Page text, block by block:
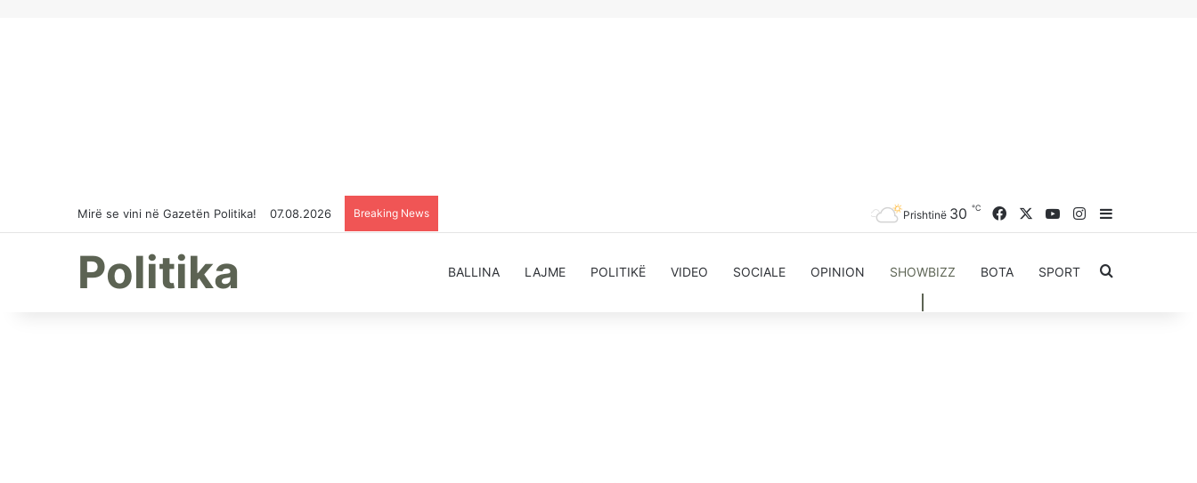
Mirë se vini në Gazetën Politika! 07.08.2026 Breaking News Prishtinë 30 ℃ Facebook YouTubeInstagram
Politika BALLINA LAJME POLITIKË VIDEO SOCIALE OPINION SHOWBIZZ BOTA SPORT Kërkoni